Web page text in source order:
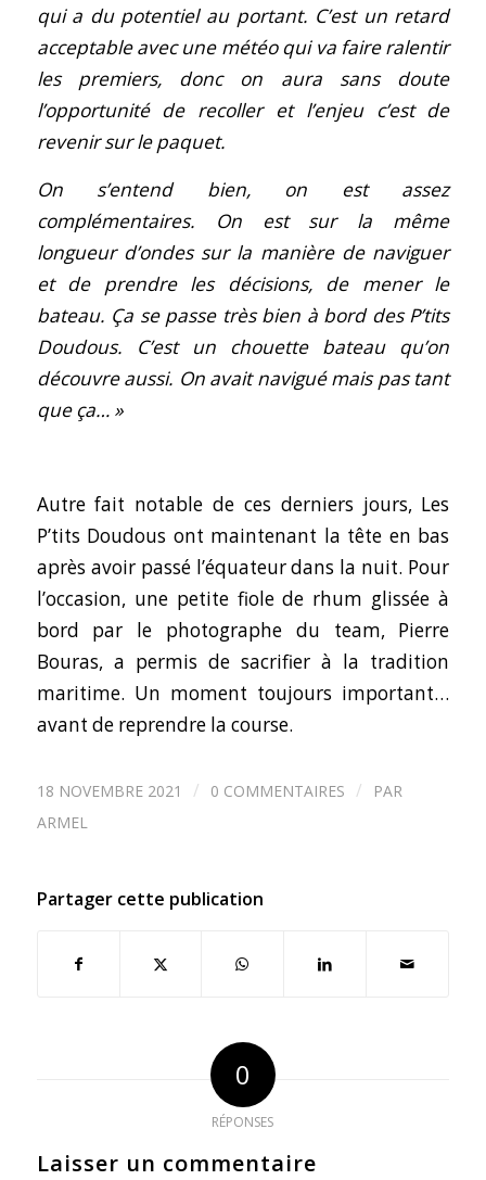
qui a du potentiel au portant. C’est un retard
acceptable avec une météo qui va faire ralentir
les premiers, donc on aura sans doute
l’opportunité de recoller et l’enjeu c’est de
revenir sur le paquet.
On s’entend bien, on est assez
complémentaires. On est sur la même
longueur d’ondes sur la manière de naviguer
et de prendre les décisions, de mener le
bateau. Ça se passe très bien à bord des P’tits
Doudous. C’est un chouette bateau qu’on
découvre aussi. On avait navigué mais pas tant
que ça… »
Autre fait notable de ces derniers jours, Les
P’tits Doudous ont maintenant la tête en bas
après avoir passé l’équateur dans la nuit. Pour
l’occasion, une petite fiole de rhum glissée à
bord par le photographe du team, Pierre
Bouras, a permis de sacrifier à la tradition
maritime. Un moment toujours important…
avant de reprendre la course.
18 NOVEMBRE 2021 / 0 COMMENTAIRES /
PAR
ARMEL
Partager cette publication
0
RÉPONSES
Laisser un commentaire